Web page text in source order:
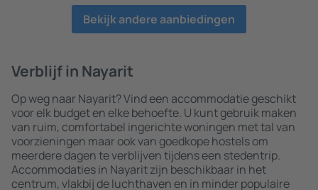
Bekijk andere aanbiedingen
Verblijf in Nayarit
Op weg naar Nayarit? Vind een accommodatie geschikt
voor elk budget en elke behoefte. U kunt gebruik maken
van ruim, comfortabel ingerichte woningen met tal van
voorzieningen maar ook van goedkope hostels om
meerdere dagen te verblijven tijdens een stedentrip.
Accommodaties in Nayarit zijn beschikbaar in het
centrum, vlakbij de luchthaven en in minder populaire